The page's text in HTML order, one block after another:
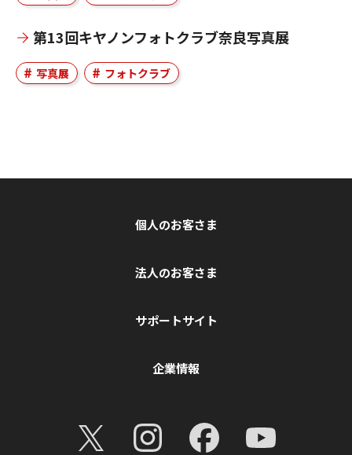
第13回キヤノンフォトクラブ奈良写真展
写真展 フォトクラブ
個人のお客さま
法人のお客さま
サポートサイト
企業情報